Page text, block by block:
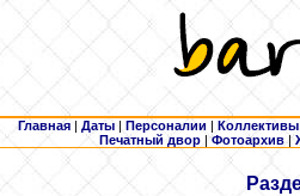
Главная | Даты | Персоналии | Коллективы
Печатный двор |Фотоархив |